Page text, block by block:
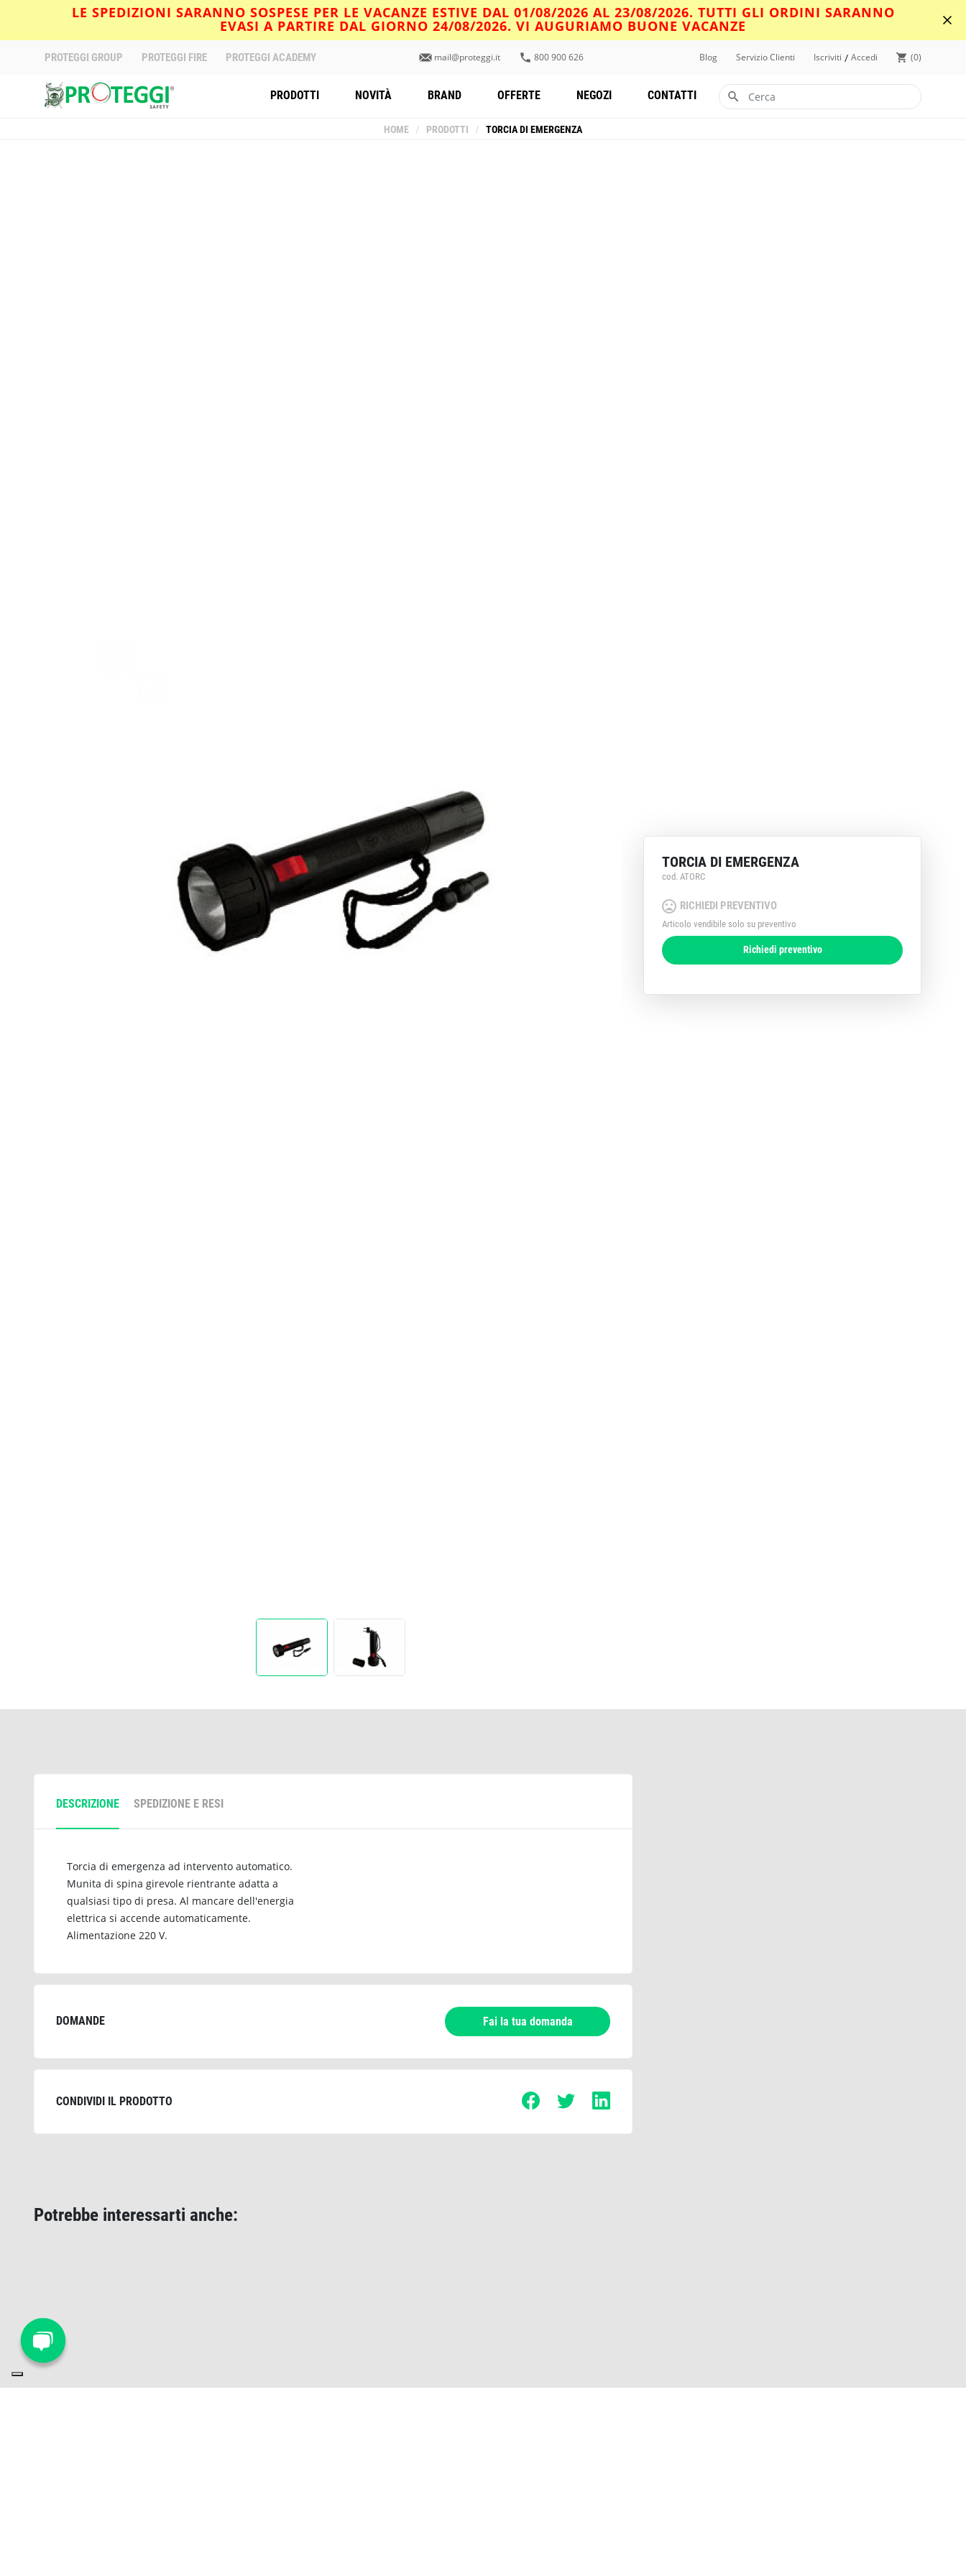
LE SPEDIZIONI SARANNO SOSPESE PER LE VACANZE ESTIVE DAL 01/08/2026 AL 23/08/2026. TUTTI GLI ORDINI SARANNO
EVASI A PARTIRE DAL GIORNO 24/08/2026. VI AUGURIAMO BUONE VACANZE
PROTEGGI GROUP PROTEGGI FIRE PROTEGGI ACADEMY mail@proteggi.it 800 900 626 Blog Servizio Clienti Iscriviti / Accedi 0
PRODOTTI NOVITÀ BRAND OFFERTE NEGOZI CONTATTI
HOME / PRODOTTI / TORCIA DI EMERGENZA
DESCRIZIONE SPEDIZIONE E RESI
Torcia di emergenza ad intervento automatico.
Munita di spina girevole rientrante adatta a
qualsiasi tipo di presa. Al mancare dell'energia
elettrica si accende automaticamente.
Alimentazione 220 V.
DOMANDE Fai la tua domanda
CONDIVIDI IL PRODOTTO
TORCIA DI EMERGENZA
cod. ATORC
RICHIEDI PREVENTIVO
Articolo vendibile solo su preventivo
Richiedi preventivo
Potrebbe interessarti anche: